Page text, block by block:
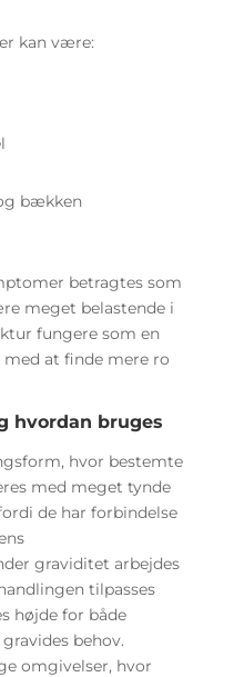
kan være:
bækken
betragtes som
meget belastende i
fungere som en
at finde mere ro
hvordan bruges
hvor bestemte
med meget tynde
de har forbindelse
graviditet arbejdes
tilpasses
højde for både
behov.
omgivelser, hvor